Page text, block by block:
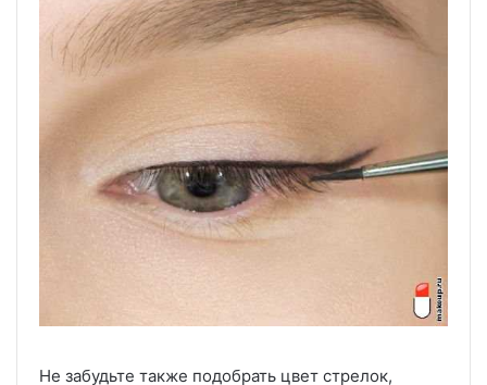
Не забудьте также подобрать цвет стрелок,